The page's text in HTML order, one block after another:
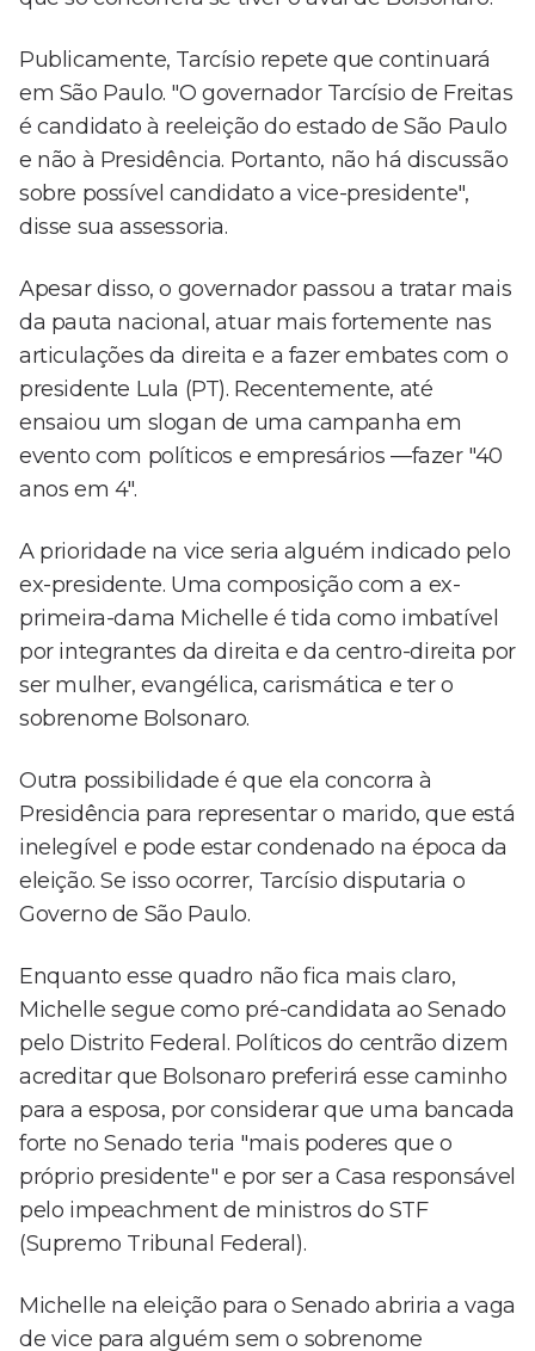
Publicamente, Tarcísio repete que continuará
em São Paulo. "O governador Tarcísio de Freitas
é candidato à reeleição do estado de São Paulo
e não à Presidência. Portanto, não há discussão
sobre possível candidato a vice-presidente",
disse sua assessoria.
Apesar disso, o governador passou a tratar mais
da pauta nacional, atuar mais fortemente nas
articulações da direita e a fazer embates com o
presidente Lula (PT). Recentemente, até
ensaiou um slogan de uma campanha em
evento com políticos e empresários —fazer "40
anos em 4".
A prioridade na vice seria alguém indicado pelo
ex-presidente. Uma composição com a ex-
primeira-dama Michelle é tida como imbatível
por integrantes da direita e da centro-direita por
ser mulher, evangélica, carismática e ter o
sobrenome Bolsonaro.
Outra possibilidade é que ela concorra à
Presidência para representar o marido, que está
inelegível e pode estar condenado na época da
eleição. Se isso ocorrer, Tarcísio disputaria o
Governo de São Paulo.
Enquanto esse quadro não fica mais claro,
Michelle segue como pré-candidata ao Senado
pelo Distrito Federal. Políticos do centrão dizem
acreditar que Bolsonaro preferirá esse caminho
para a esposa, por considerar que uma bancada
forte no Senado teria "mais poderes que o
próprio presidente" e por ser a Casa responsável
pelo impeachment de ministros do STF
(Supremo Tribunal Federal).
Michelle na eleição para o Senado abriria a vaga
de vice para alguém sem o sobrenome